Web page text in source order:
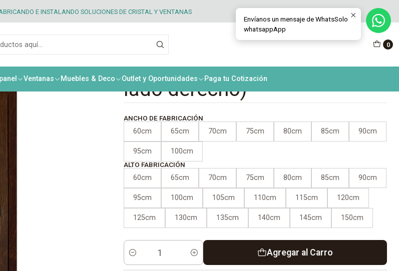
0
Ventanas Muebles & Deco Outlet y Oportunidades Paga tu Cotización
E INSTALANDO SOLUCIONES DE CRISTAL Y VENTANAS
+ termopanel (Manilla lado derecho)
|
Ventana abatible interior PVC
nogal + termopanel (Manilla
lado derecho)
ANCHO DE FABRICACIÓN
60cm 65cm 70cm 75cm 80cm 85cm 90cm
95cm 100cm
ALTO FABRICACIÓN
60cm 65cm 70cm 75cm 80cm 85cm 90cm
95cm 100cm 105cm 110cm 115cm 120cm
125cm 130cm 135cm 140cm 145cm 150cm
Cantidad
Agregar al Carro
Envíanos un mensaje de WhatsSolo
whatsappApp